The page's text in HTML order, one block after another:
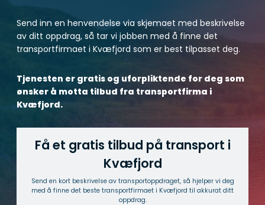
Send inn en henvendelse via skjemaet med beskrivelse
av ditt oppdrag, så tar vi jobben med å finne det
transportfirmaet i Kvæfjord som er best tilpasset deg.
Tjenesten er gratis og uforpliktende for deg som
ønsker å motta tilbud fra transportfirma i
Kvæfjord.
Få et gratis tilbud på transport i
Kvæfjord
Send en kort beskrivelse av transport­oppdraget, så hjelper vi deg
med å finne det beste transport­firmaet i Kvæfjord til akkurat ditt
oppdrag.